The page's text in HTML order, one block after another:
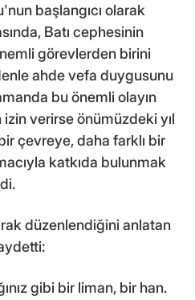
başlangıcı olarak
Batı cephesinin
görevlerden birini
ahde vefa duygusunu
bu önemli olayın
verirse önümüzdeki yıl
çevreye, daha farklı bir
katkıda bulunmak
düzenlendiğini anlatan
gibi bir liman, bir han.